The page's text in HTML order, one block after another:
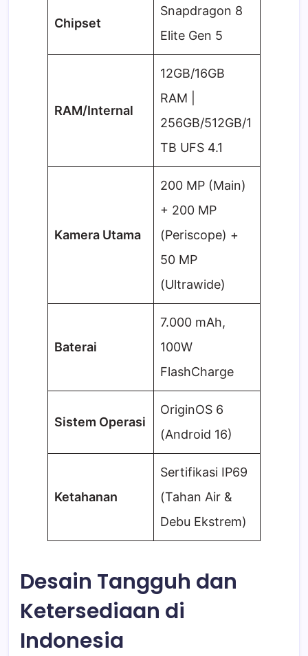
Chipset
Snapdragon 8
Elite Gen 5
RAM/Internal
12GB/16GB
RAM |
256GB/512GB/1
TB UFS 4.1
Kamera Utama
200 MP (Main)
+ 200 MP
(Periscope) +
50 MP
(Ultrawide)
Baterai
7.000 mAh,
100W
FlashCharge
Sistem Operasi
OriginOS 6
(Android 16)
Ketahanan
Sertifikasi IP69
(Tahan Air &
Debu Ekstrem)
Desain Tangguh dan
Ketersediaan di
Indonesia